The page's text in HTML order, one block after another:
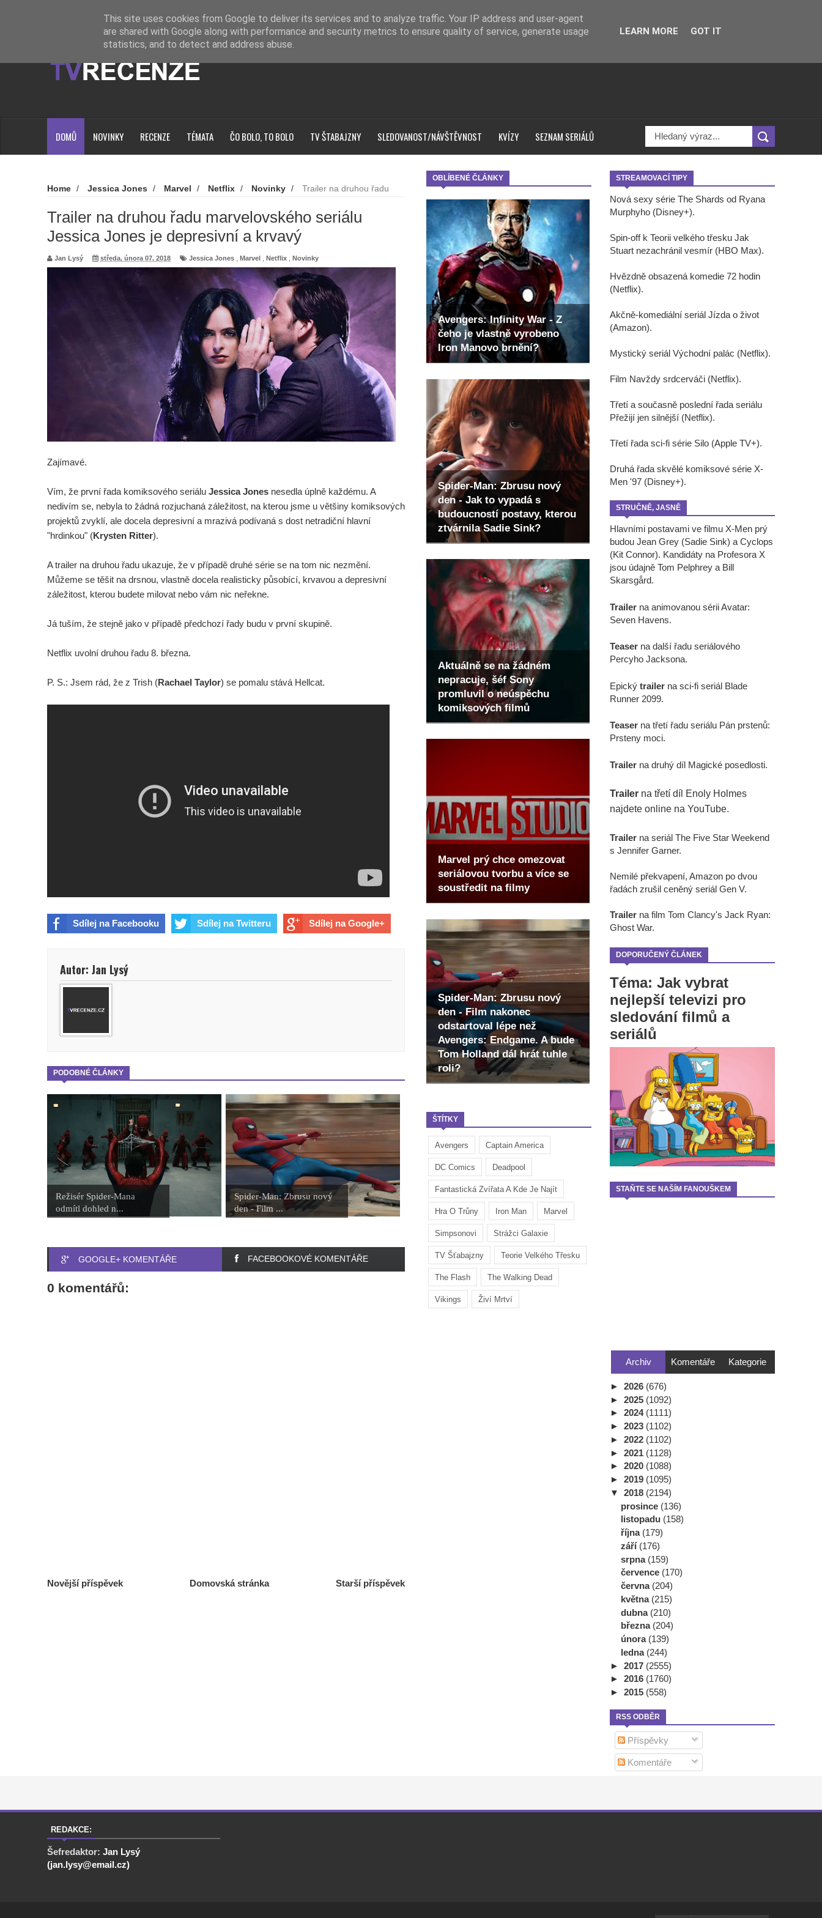
Loading...
DOMŮ NOVINKY RECENZE TÉMATA ČO BOLO, TO BOLO TV ŠTABAJZNY SLEDOVANOST/NÁVŠTĚVNOST KVÍZY SEZNAM SERIÁLŮ
OBLÍBENÉ ČLÁNKY
Avengers: Infinity War - Z
čeho je vlastně vyrobeno
Iron Manovo brnění?
Spider-Man: Zbrusu nový
den - Jak to vypadá s
budoucností postavy, kterou
ztvárnila Sadie Sink?
Aktuálně se na žádném
nepracuje, šéf Sony
promluvil o neúspěchu
komiksových filmů
Marvel prý chce omezovat
seriálovou tvorbu a více se
soustředit na filmy
Spider-Man: Zbrusu nový
den - Film nakonec
odstartoval lépe než
Avengers: Endgame. A bude
Tom Holland dál hrát tuhle
roli?
ŠTÍTKY
Avengers Captain America
DC Comics Deadpool
Fantastická Zvířata A Kde Je Najít
Hra O Trůny Iron Man Marvel
Simpsonovi Strážci Galaxie
TV Šťabajzny Teorie Velkého Třesku
The Flash The Walking Dead
Vikings Živí Mrtví
Home / Jessica Jones / Marvel / Netflix / Novinky /
Trailer na druhou řadu
Trailer na druhou řadu marvelovského seriálu
Jessica Jones je depresivní a krvavý
Jan Lysý středa, února 07, 2018 Jessica Jones Marvel Netflix Novinky
Zajímavé.
Vím, že první řada komiksového seriálu Jessica Jones nesedla úplně každému. A
nedivím se, nebyla to žádná rozjuchaná záležitost, na kterou jsme u většiny komiksových
projektů zvyklí, ale docela depresivní a mrazivá podívaná s dost netradiční hlavní
"hrdinkou" (Krysten Ritter).
A trailer na druhou řadu ukazuje, že v případě druhé série se na tom nic nezmění.
Můžeme se těšit na drsnou, vlastně docela realisticky působící, krvavou a depresivní
záležitost, kterou budete milovat nebo vám nic neřekne.
Já tuším, že stejně jako v případě předchozí řady budu v první skupině.
Netflix uvolní druhou řadu 8. března.
P. S.: Jsem rád, že z Trish (Rachael Taylor) se pomalu stává Hellcat.
Sdílej na Facebooku Sdílej na Twitteru Sdílej na Google+
Autor: Jan Lysý
PODOBNÉ ČLÁNKY
Režisér Spider-Mana
odmítl dohled n...
Spider-Man: Zbrusu nový
den - Film ...
GOOGLE+ KOMENTÁŘE FACEBOOKOVÉ KOMENTÁŘE
0 komentářů:
Novější příspěvek Starší příspěvek
Domovská stránka
STREAMOVACÍ TIPY
Nová sexy série The Shards od Ryana
Murphyho (Disney+).
Spin-off k Teorii velkého třesku Jak
Stuart nezachránil vesmír (HBO Max).
Hvězdně obsazená komedie 72 hodin
(Netflix).
Akčně-komediální seriál Jízda o život
(Amazon).
Mystický seriál Východní palác (Netflix).
Film Navždy srdcerváči (Netflix).
Třetí a současně poslední řada seriálu
Přežijí jen silnější (Netflix).
Třetí řada sci-fi série Silo (Apple TV+).
Druhá řada skvělé komiksové série X-
Men '97 (Disney+).
STRUČNĚ, JASNĚ
Hlavními postavami ve filmu X-Men prý
budou Jean Grey (Sadie Sink) a Cyclops
(Kit Connor). Kandidáty na Profesora X
jsou údajně Tom Pelphrey a Bill
Skarsgård.
Trailer na animovanou sérii Avatar:
Seven Havens.
Teaser na další řadu seriálového
Percyho Jacksona.
Epický trailer na sci-fi seriál Blade
Runner 2099.
Teaser na třetí řadu seriálu Pán prstenů:
Prsteny moci.
Trailer na druhý díl Magické posedlosti.
Trailer na třetí díl Enoly Holmes
najdete online na YouTube.
Trailer na seriál The Five Star Weekend
s Jennifer Garner.
Nemilé překvapení, Amazon po dvou
řadách zrušil ceněný seriál Gen V.
Trailer na film Tom Clancy's Jack Ryan:
Ghost War.
DOPORUČENÝ ČLÁNEK
Téma: Jak vybrat
nejlepší televizi pro
sledování filmů a
seriálů
STAŇTE SE NAŠÍM FANOUŠKEM
Archiv Komentáře Kategorie
► 2026 (676)
► 2025 (1092)
► 2024 (1111)
► 2023 (1102)
► 2022 (1102)
► 2021 (1128)
► 2020 (1088)
► 2019 (1095)
▼ 2018 (2194)
prosince (136)
listopadu (158)
října (179)
září (176)
srpna (159)
července (170)
června (204)
května (215)
dubna (210)
března (204)
února (139)
ledna (244)
► 2017 (2555)
► 2016 (1760)
► 2015 (558)
RSS ODBĚR
Příspěvky
Komentáře
REDAKCE:
Šefredaktor: Jan Lysý
(jan.lysy@email.cz)
This site uses cookies from Google to deliver its services and to analyze traffic. Your IP address and user-agent
are shared with Google along with performance and security metrics to ensure quality of service, generate usage
statistics, and to detect and address abuse.
LEARN MORE GOT IT